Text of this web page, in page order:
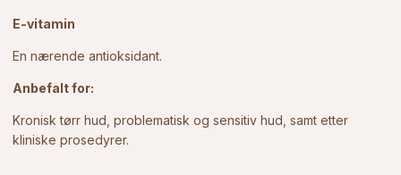
E-vitamin
En nærende antioksidant.
Anbefalt for:
Kronisk tørr hud, problematisk og sensitiv hud, samt etter
kliniske prosedyrer.